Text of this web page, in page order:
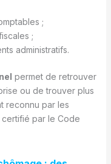
;
;
administratifs.
permet de retrouver
ou de trouver plus
reconnu par les
par le Code